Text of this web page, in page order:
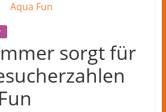
sorgt für